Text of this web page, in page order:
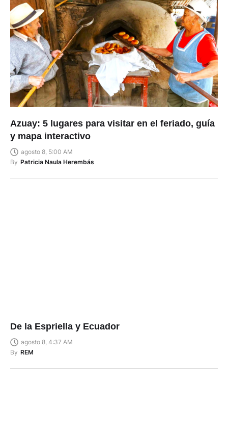
Azuay: 5 lugares para visitar en el feriado, guía
y mapa interactivo
agosto 8, 5:00 AM
By Patricia Naula Herembás
De la Espriella y Ecuador
agosto 8, 4:37 AM
By REM